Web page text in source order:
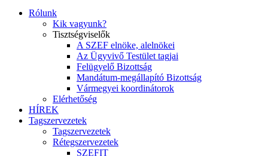
Rólunk
Kik vagyunk?
Tisztségviselők
A SZEF elnöke, alelnökei
Az Ügyvivő Testület tagjai
Felügyelő Bizottság
Mandátum-megállapító Bizottság
Vármegyei koordinátorok
Elérhetőség
HÍREK
Tagszervezetek
Tagszervezetek
Rétegszervezetek
SZEFIT